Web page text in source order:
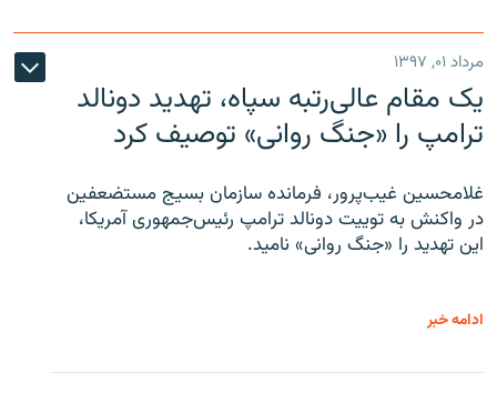
مرداد ۰۱, ۱۳۹۷
یک مقام عالی‌رتبه سپاه، تهدید دونالد
ترامپ را «جنگ روانی» توصیف کرد
غلامحسین غیب‌پرور، فرمانده سازمان بسیج مستضعفین
در واکنش به توییت دونالد ترامپ رئیس‌جمهوری آمریکا،
این تهدید را «جنگ روانی» نامید.
ادامه خبر